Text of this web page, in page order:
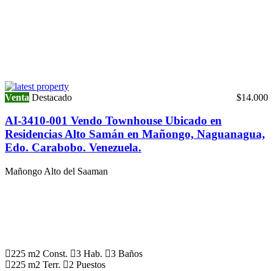
$14.000
Venta Destacado
AI-3410-001 Vendo Townhouse Ubicado en
Residencias Alto Samán en Mañongo, Naguanagua,
Edo. Carabobo. Venezuela.
Mañongo Alto del Saaman
225 m2 Const. 3 Hab.
3 Baños
225 m2 Terr.
2 Puestos